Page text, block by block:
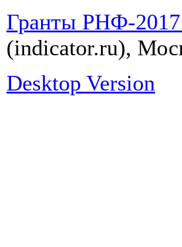
Гранты РНФ-
(indicator.ru),
Desktop Version